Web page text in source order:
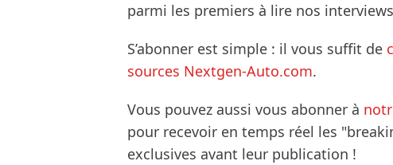
parmi les premiers à lire nos
S’abonner est simple : il vous suffit de
sources Nextgen-Auto.com.
Vous pouvez aussi vous abonner à
pour recevoir en temps réel les
exclusives avant leur publication !